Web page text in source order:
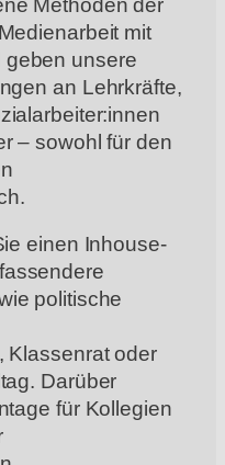
mit
geben unsere
an Lehrkräfte,
– sowohl für den
einen Inhouse-
politische
Klassenrat oder
Darüber
für Kollegien